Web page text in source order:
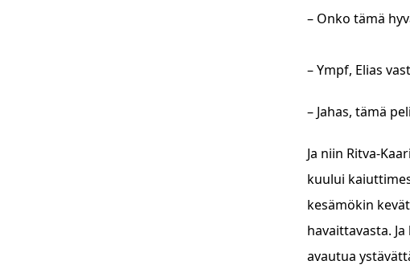
– Onko tämä
– Ympf, Elias
– Jahas, tämä
Ja niin Ritva-
kuului
kesämökin
havaittavasta.
avautua